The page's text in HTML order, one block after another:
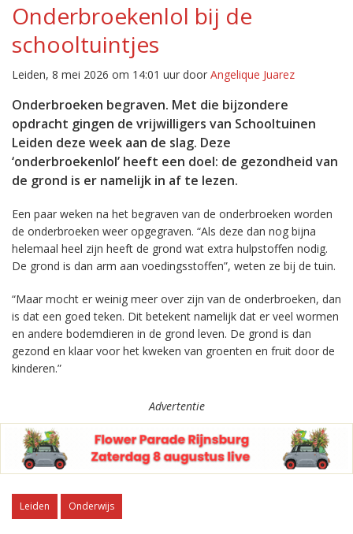
Onderbroekenlol bij de
schooltuintjes
Leiden, 8 mei 2026 om 14:01 uur door Angelique Juarez
Onderbroeken begraven. Met die bijzondere
opdracht gingen de vrijwilligers van Schooltuinen
Leiden deze week aan de slag. Deze
‘onderbroekenlol’ heeft een doel: de gezondheid van
de grond is er namelijk in af te lezen.
Een paar weken na het begraven van de onderbroeken worden
de onderbroeken weer opgegraven. “Als deze dan nog bijna
helemaal heel zijn heeft de grond wat extra hulpstoffen nodig.
De grond is dan arm aan voedingsstoffen”, weten ze bij de tuin.
“Maar mocht er weinig meer over zijn van de onderbroeken, dan
is dat een goed teken. Dit betekent namelijk dat er veel wormen
en andere bodemdieren in de grond leven. De grond is dan
gezond en klaar voor het kweken van groenten en fruit door de
kinderen.”
Advertentie
Leiden Onderwijs